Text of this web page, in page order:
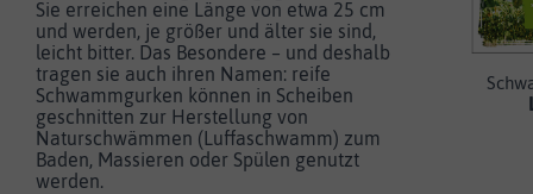
Sie erreichen eine Länge von etwa 25 cm
und werden, je größer und älter sie sind,
leicht bitter. Das Besondere – und deshalb
tragen sie auch ihren Namen: reife
Schwammgurken können in Scheiben
geschnitten zur Herstellung von
Naturschwämmen (Luffaschwamm) zum
Baden, Massieren oder Spülen genutzt
werden.